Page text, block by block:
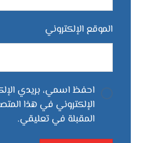
الموقع الإلكتروني
احفظ اسمي، بريدي
الإلكتروني في هذا
المقبلة في تعليقي.